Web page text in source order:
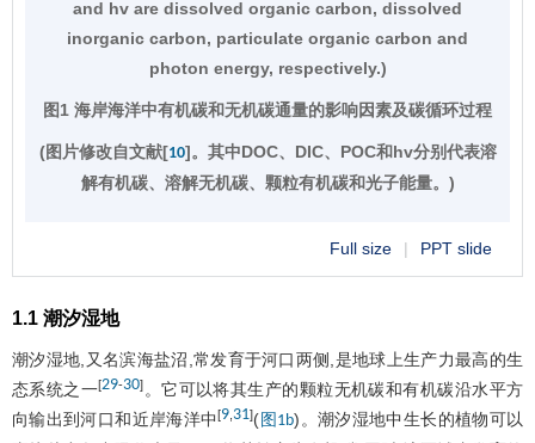
and hv are dissolved organic carbon, dissolved
inorganic carbon, particulate organic carbon and
photon energy, respectively.)
图1 海岸海洋中有机碳和无机碳通量的影响因素及碳循环过程
(图片修改自文献[10]。其中DOC、DIC、POC和hv分别代表溶
解有机碳、溶解无机碳、颗粒有机碳和光子能量。)
Full size | PPT slide
1.1 潮汐湿地
潮汐湿地,又名滨海盐沼,常发育于河口两侧,是地球上生产力最高的生
态系统之一[29-30]。它可以将其生产的颗粒无机碳和有机碳沿水平方
向输出到河口和近岸海洋中[9 31]( 图1b)。潮汐湿地中生长的植物可以